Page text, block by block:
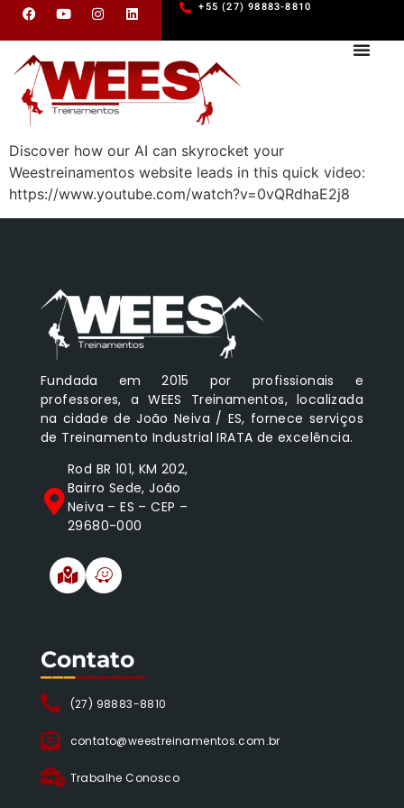
+55 (27) 98883-8810
Discover how our AI can skyrocket your
Weestreinamentos website leads in this quick video:
https://www.youtube.com/watch?v=0vQRdhaE2j8
Fundada em 2015 por profissionais e
professores, a WEES Treinamentos, localizada
na cidade de João Neiva / ES, fornece serviços
de Treinamento Industrial IRATA de excelência.
Rod BR 101, KM 202,
Bairro Sede, João
Neiva – ES – CEP –
29680-000
Contato
(27) 98883-8810
contato@weestreinamentos.com.br
Trabalhe Conosco
_________